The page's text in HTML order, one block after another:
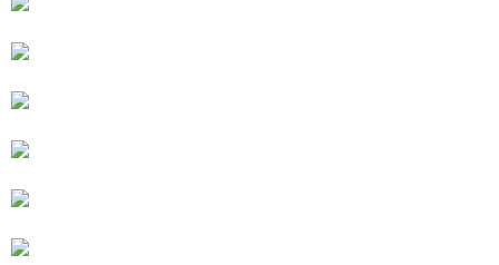
是否繳費成功／繳費後需取消欲退款等相關疑問，請聯繫「AFTEE先享後付
易，需依本服務之必要範圍內提供個人資料，並將交易相關給付款項請求債
２．關於個人資料處理事宜，請瀏覽以下網址：
３．未成年的使用者請事先徵得法定代理人或監護人之同意方可使用
「AFTEE先享後付」，若未經同意申辦者引起之損失，本公司不負相關責
４．使用「AFTEE先享後付」時，將依據個別帳號之用戶狀況，依本公司即
海外宅配